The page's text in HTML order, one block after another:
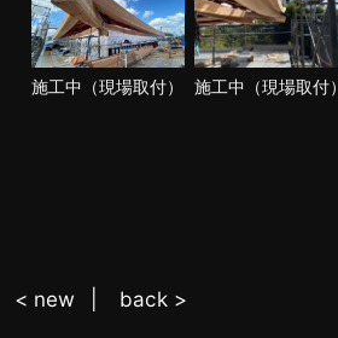
施工中（現場取付） 施工中（現場取付）
< new back >